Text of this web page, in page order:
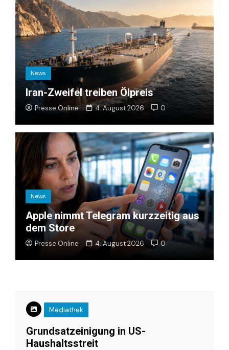
News
Iran-Zweifel treiben Ölpreis
Presse.Online 4. August 2026 0
News
Apple nimmt Telegram kurzzeitig aus
dem Store
Presse.Online 4. August 2026 0
Mediathek
Grundsatzeinigung in US-
Haushaltsstreit